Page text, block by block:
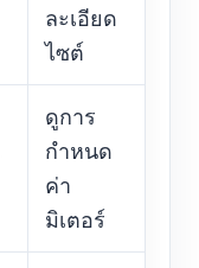
ละเอียด
ไซต์
ดูการ
กำหนด
ค่า
มิเตอร์